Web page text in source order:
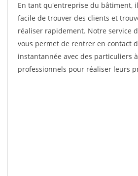
En tant qu'entreprise du bâtiment,
facile de trouver des clients et
réaliser rapidement. Notre service
vous permet de rentrer en contact
instantannée avec des particuliers
professionnels pour réaliser leurs